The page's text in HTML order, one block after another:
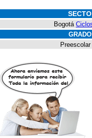
Bogotá
Preescolar